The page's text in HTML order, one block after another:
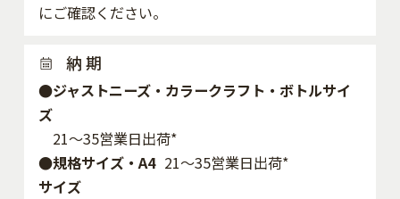
にご確認ください。
納 期
●ジャストニーズ・カラークラフト・ボトルサイ
ズ
21～35営業日出荷*
●規格サイズ・A4
サイズ
21～35営業日出荷*